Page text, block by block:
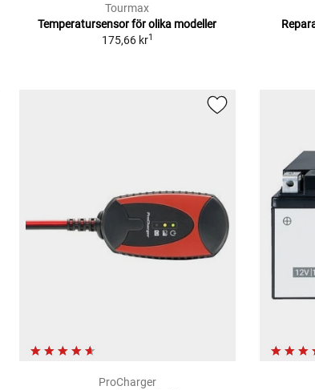
Tourmax
Temperatursensor för olika modeller
175,66 kr1
ProCharger